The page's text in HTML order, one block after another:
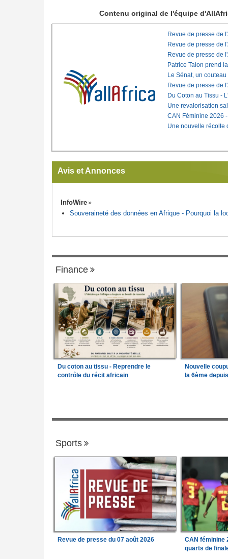
Contenu original de l'équipe
Revue de presse de
Revue de presse de
Revue de presse de
Patrice Talon prend
Le Sénat, un
Revue de presse de
Du Coton au Tissu -
Une revalorisation
CAN Féminine 2026
Une nouvelle récolte
Avis et Annonces
InfoWire
Souveraineté des données en Afrique - Pourquoi la
Finance
Du coton au tissu - Reprendre le
contrôle du récit africain
Nouvelle
la 6ème
Sports
Revue de presse du 07 août 2026
CAN féminine
quarts de